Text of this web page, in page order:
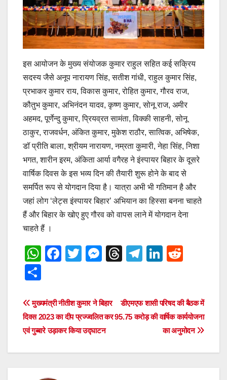
इस आयोजन के मुख्य संयोजक कुमार राहुल सहित कई सक्रिय
सदस्य जैसे अनूप नारायण सिंह, सतीश गांधी, राहुल कुमार सिंह,
प्रभाकर कुमार राय, विकास कुमार, रोहित कुमार, गौरव राज,
कौतुभ कुमार, अभिनंदन यादव, कृष्ण कुमार, सोनू राज, अमीर
अहमद, पूर्णेन्दु कुमार, प्रियव्रत सामंता, विक्की साहनी, सोनू
ठाकुर, राजवर्धन, अंकित कुमार, मुकेश राठौर, सात्विक, अभिषेक,
डॉ प्रीति बाला, श्रीयम नारायण, नम्रता कुमारी, नेहा सिंह, निशा
भगत, शारीन इरम, अंकिता आर्या वगैरह ने इंस्पायर बिहार के दूसरे
वार्षिक दिवस के इस भव्य दिन की तैयारी शुरू होने के बाद से
समर्पित रूप से योगदान दिया है। यात्रा अभी भी गतिमान है और
जहां लोग ‘लेट्स इंस्पायर बिहार’ अभियान का हिस्सा बनना चाहते
हैं और बिहार के खोए हुए गौरव को वापस लाने में योगदान देना
चाहते हैं ।
W
s
A
p
p
F
e
b
o
o
T
er
M
e
n
g
er
T
a
d
T
gr
a
Li
e
dI
n
di
t
ar
e
Post
navigation
डीएमएफ शासी परिषद की बैठक में
95.75 करोड़ की वार्षिक कार्ययोजना
का अनुमोदन
मुख्यमंत्री नीतीश कुमार ने बिहार
दिवस 2023 का दीप प्रज्ज्वलित कर
एवं गुब्बारे उड़ाकर किया उद्घाटन